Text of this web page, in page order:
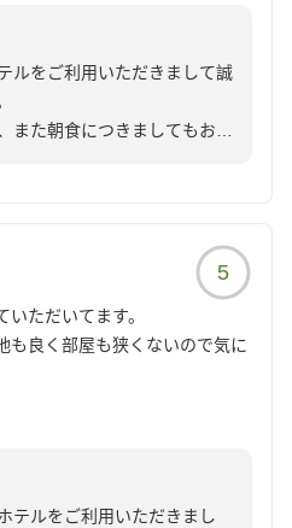
ルをご利用いただきまして誠
また朝食につきましてもお褒
、大変ご不便をお掛け致しま
んでした。忙しい中、ご投稿
とうございます。お客様のま
心よりお待ち申し上げており
5
ただいてます。
も良く部屋も狭くないので気に
テルをご利用いただきまし